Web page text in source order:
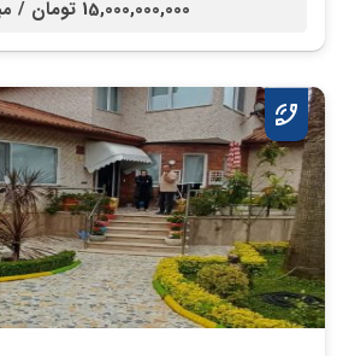
15,000,000,000 تومان /